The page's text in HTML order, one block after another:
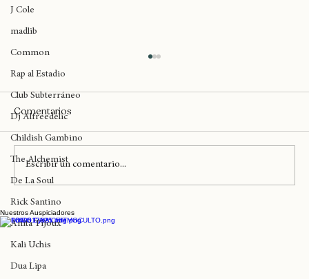
Wynne
J Cole
madlib
Common
Rap al Estadio
Club Subterráneo
Dj Alfreedelic
Childish Gambino
The Alchemist
De La Soul
Rick Santino
Anita Tijoux
Kali Uchis
'The Sincerely, Tour' de Kali Uchis
Comentarios
Escribir un comentario...
Nuestros Auspiciadores